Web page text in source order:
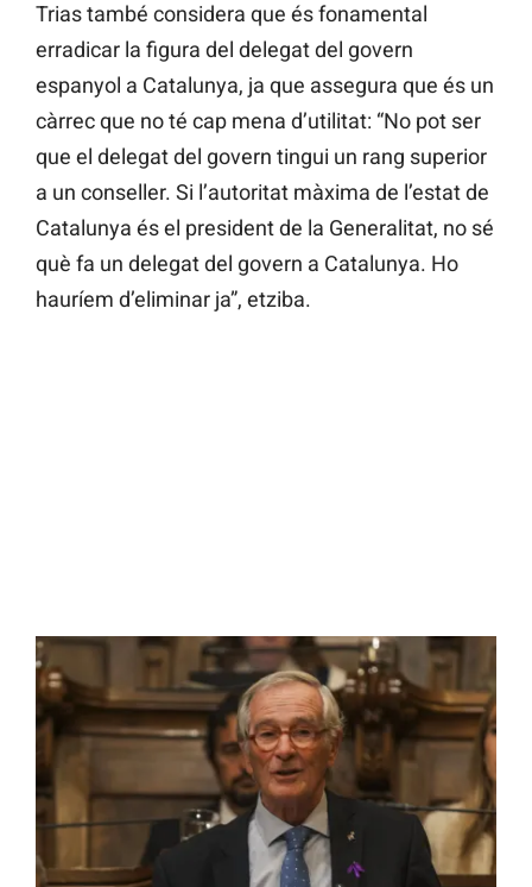
Trias també considera que és fonamental
erradicar la figura del delegat del govern
espanyol a Catalunya, ja que assegura que és un
càrrec que no té cap mena d’utilitat: “No pot ser
que el delegat del govern tingui un rang superior
a un conseller. Si l’autoritat màxima de l’estat de
Catalunya és el president de la Generalitat, no sé
què fa un delegat del govern a Catalunya. Ho
hauríem d’eliminar ja”, etziba.